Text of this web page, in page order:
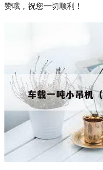
赞哦，祝您一切顺利！